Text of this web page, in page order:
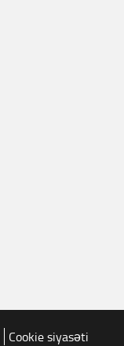
Cookie siyasəti